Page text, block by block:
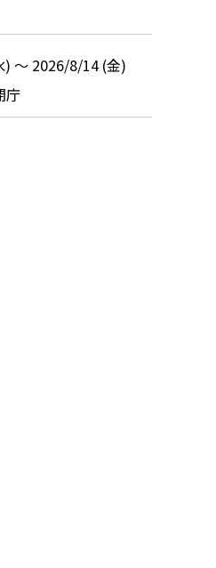
～ 2026/8/14 (金)
庁